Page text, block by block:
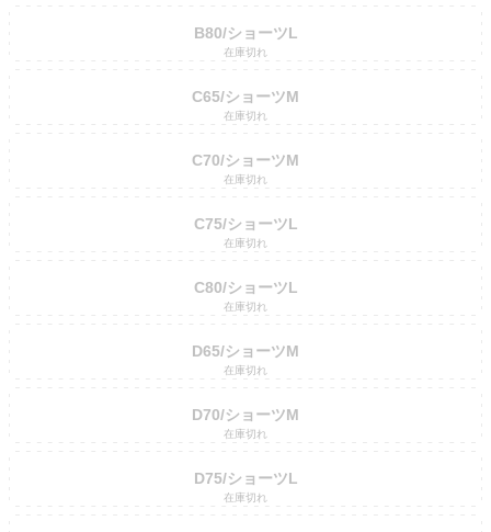
B80/ショーツL
在庫切れ
C65/ショーツM
在庫切れ
C70/ショーツM
在庫切れ
C75/ショーツL
在庫切れ
C80/ショーツL
在庫切れ
D65/ショーツM
在庫切れ
D70/ショーツM
在庫切れ
D75/ショーツL
在庫切れ